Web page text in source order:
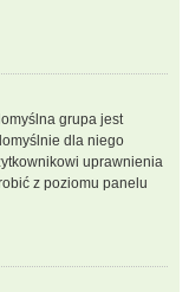
grupa jest
dla niego
uprawnienia
z poziomu panelu